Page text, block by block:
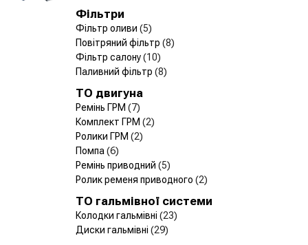
Фільтри
Фільтр оливи (5)
Повітряний фільтр (8)
Фільтр салону(10)
Паливний фільтр (8)
ТО двигуна
Ремінь ГРМ (7)
Комплект ГРМ (2)
Ролики ГРМ (2)
Помпа (6)
Ремінь приводний (5)
Ролик ременя приводного (2)
ТО гальмівної системи
Колодки гальмівні (23)
Диски гальмівні (29)